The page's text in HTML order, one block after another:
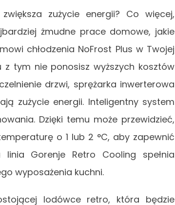
zużycie energii? Co więcej,
żmudne prace domowe, jakie
chłodzenia NoFrost Plus w Twojej
tym nie ponosisz wyższych kosztów
drzwi, sprężarka inwerterowa
zużycie energii. Inteligentny system
Dzięki temu może przewidzieć,
o 1 lub 2 °C, aby zapewnić
linia Gorenje Retro Cooling spełnia
wyposażenia kuchni.
lodówce retro, która będzie